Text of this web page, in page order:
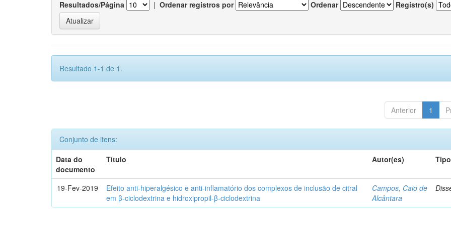
Resultados/Página | Ordenar registros por Ordenar Registro(s)
Resultado 1-1 de 1.
Anterior 1
Conjunto de itens:
Data do
documento
Título Autor(es) Tipo
19-Fev-2019
Efeito anti-hiperalgésico e anti-inflamatório dos complexos de inclusão de citral
em β-ciclodextrina e hidroxipropil-β-ciclodextrina
Campos, Caio de
Alcântara